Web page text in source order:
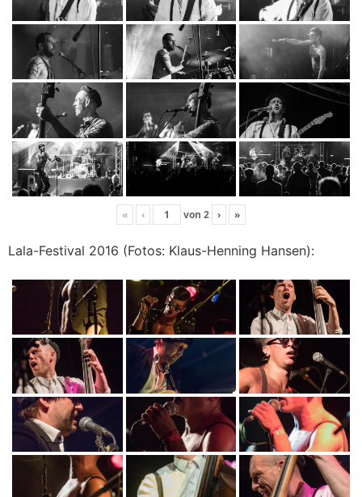
« ‹ von 2 › »
Lala-Festival 2016 (Fotos: Klaus-Henning Hansen):